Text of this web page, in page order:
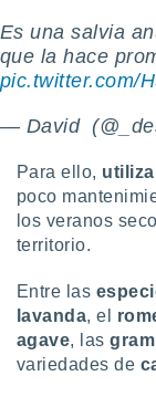
únicos
similares
este sitio
IP
de
posible
traten tus
en
interés
a lo que
Para
Es una salvia
que la hace
pic.twitter.com/
— David
Para ello,
poco
los veranos
territorio.
Entre las
lavanda, el
agave, las
variedades de